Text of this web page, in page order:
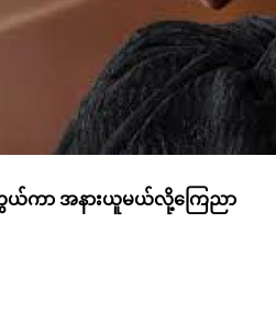
ကာ အနားယူမယ်လို့ကြေညာ